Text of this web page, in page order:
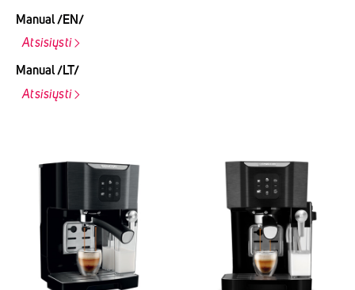
Manual /EN/
Atsisiųsti
Manual /LT/
Atsisiųsti